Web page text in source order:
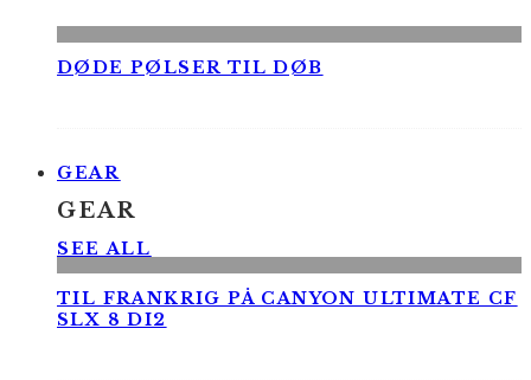
DØDE PØLSER TIL DØB
GEAR
GEAR
SEE ALL
TIL FRANKRIG PÅ CANYON ULTIMATE CF
SLX 8 DI2